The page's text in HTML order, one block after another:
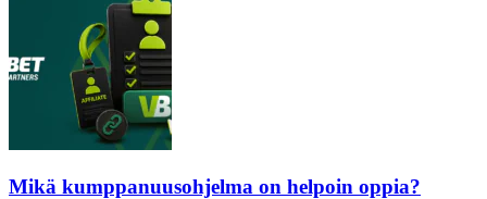
Mikä kumppanuusohjelma on helpoin oppia?